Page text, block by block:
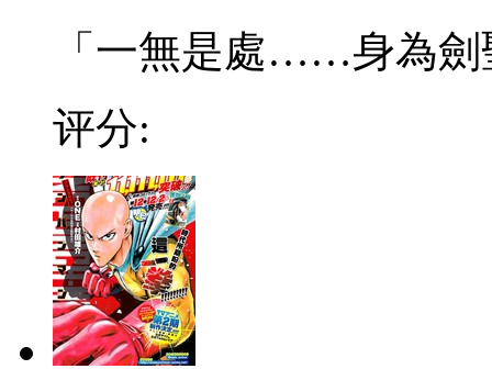
「一無是處……身為劍
评分: